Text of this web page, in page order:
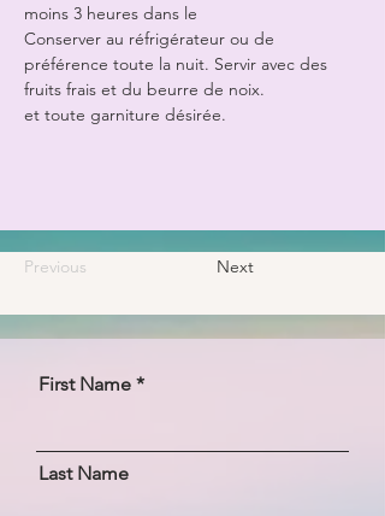
moins 3 heures dans le
Conserver au réfrigérateur ou de
préférence toute la nuit. Servir avec des
fruits frais et du beurre de noix.
et toute garniture désirée.
Previous Next
First Name
Last Name